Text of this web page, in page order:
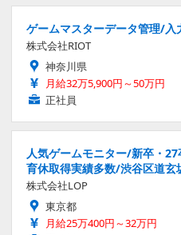
ゲームマスターデータ管理/
株式会社RIOT
神奈川県
月給32万5,900円～50万円
正社員
人気ゲームモニター/新卒・
育休取得実績多数/渋谷区道玄
株式会社LOP
東京都
月給25万400円～32万円